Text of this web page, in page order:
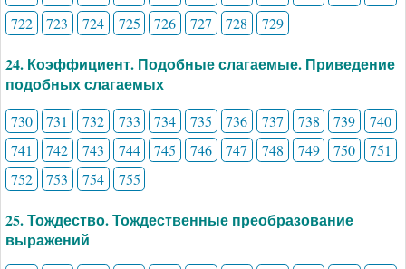
722
723 724 725 726 727 728 729
24. Коэффициент. Подобные слагаемые. Приведение
подобных слагаемых
730 731 732 733 734 735 736 737 738 739
740
741
742 743 744 745 746 747 748 749 750
751
752
753 754 755
25. Тождество. Тождественные преобразование
выражений